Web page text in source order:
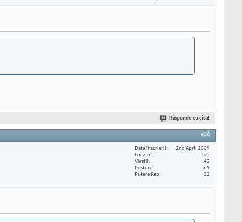
Răspunde cu citat
#36
Data înscrierii
2nd April 2009
Locaţie
Iasi
Vârstă
42
Posturi
69
Putere Rep
32